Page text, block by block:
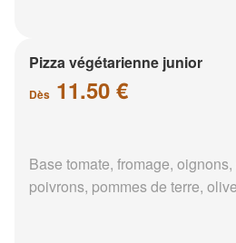
Pizza végétarienne junior
Dès 11.50 €
Base tomate, fromage,
poivrons, pommes de terre,